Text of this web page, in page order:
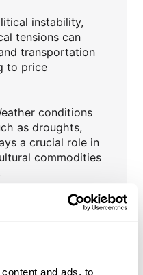
and ads, to
instability,
tensions can
transportation
to price
conditions
as droughts,
a crucial role in
commodities
The cost and